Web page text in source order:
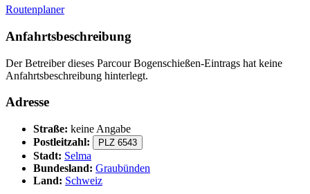
Routenplaner
Anfahrtsbeschreibung
Der Betreiber dieses Parcour Bogenschießen-Eintrags hat keine
Anfahrtsbeschreibung hinterlegt.
Adresse
Straße: keine Angabe
Postleitzahl:
PLZ 6543
Stadt: Selma
Bundesland: Graubünden
Land: Schweiz